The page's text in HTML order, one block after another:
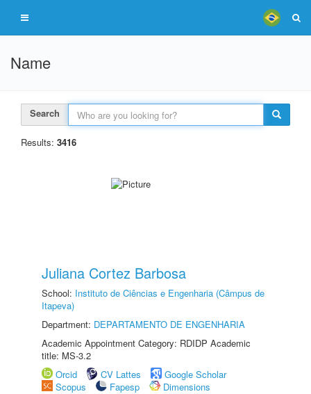
Name
Search
Results: 3416
Juliana Cortez Barbosa
School: Instituto de Ciências e Engenharia (Câmpus de
Itapeva)
Department: DEPARTAMENTO DE ENGENHARIA
Academic Appointment Category: RDIDP Academic
title: MS-3.2
Orcid
CV Lattes
Google Scholar
Scopus
Fapesp
Dimensions